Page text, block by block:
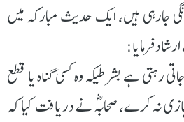
جارہی ہیں، ایک حدیث مبارکہ میں
فرمایا:
رہتی ہے بشرطیکہ وہ کسی گناہ یا قطع
نہ کرے، صحابہؓ نے دریافت کیا کہ